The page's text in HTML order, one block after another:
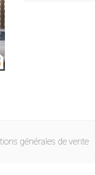
générales de vente